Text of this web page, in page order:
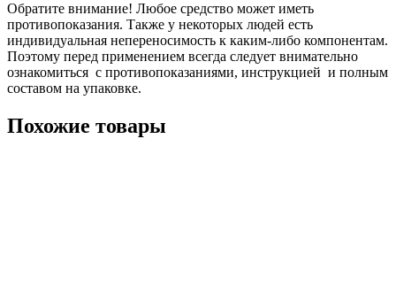
Обратите внимание! Любое средство может иметь
противопоказания. Также у некоторых людей есть
индивидуальная непереносимость к каким-либо компонентам.
Поэтому перед применением всегда следует внимательно
ознакомиться с противопоказаниями, инструкцией и полным
составом на упаковке.
Похожие товары